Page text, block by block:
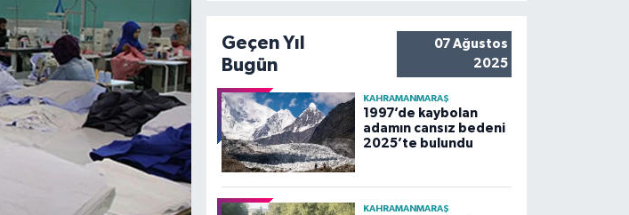
Geçen Yıl
Bugün
07 Ağustos
2025
KAHRAMANMARAŞ
1997’de kaybolan
adamın cansız bedeni
2025’te bulundu
KAHRAMANMARAŞ